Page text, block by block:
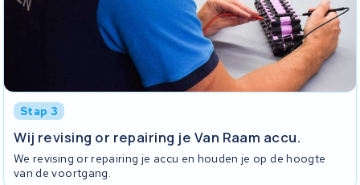
Stap 3
Wij revising or repairing je Van Raam accu.
We revising or repairing je accu en houden je op de hoogte
van de voortgang.